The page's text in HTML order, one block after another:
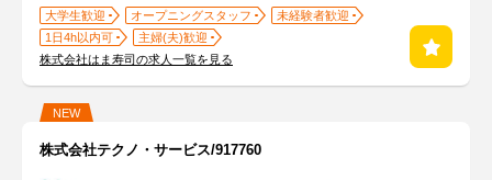
大学生歓迎 オープニングスタッフ
未経験者歓迎
1日4h以内可
主婦(夫)歓迎
株式会社はま寿司の求人一覧を見る
NEW
株式会社テクノ・サービス/917760